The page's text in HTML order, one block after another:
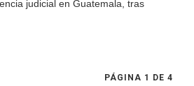
judicial en Guatemala, tras
PÁGINA 1 DE 4